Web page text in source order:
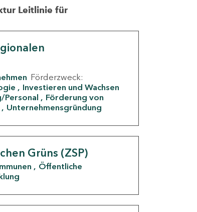
Leitlinie für
Förderzweck:
Investieren und Wachsen
Personal
Förderung von
Unternehmensgründung
Grüns (ZSP)
Öffentliche